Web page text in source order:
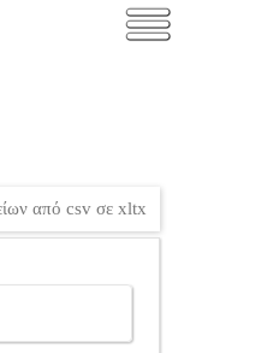
από csv σε xltx